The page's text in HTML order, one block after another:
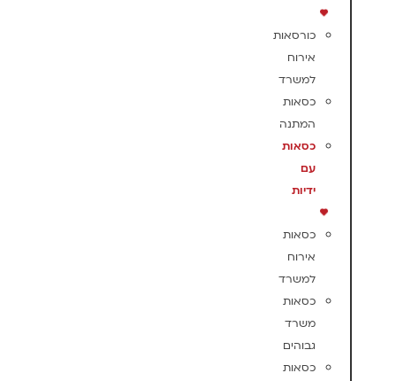
כורסאות
אירוח
למשרד
כסאות
המתנה
כסאות
עם
ידיות
כסאות
אירוח
למשרד
כסאות
משרד
גבוהים
כסאות